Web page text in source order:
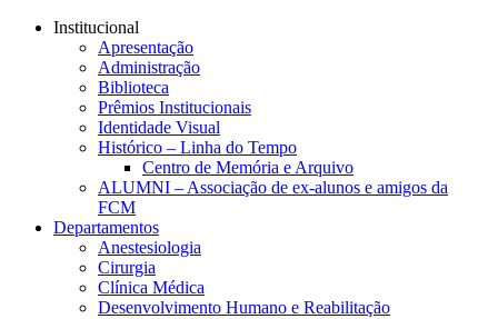
Conteúdo principal
Institucional
Apresentação
Administração
Biblioteca
Prêmios Institucionais
Identidade Visual
Histórico – Linha do Tempo
Centro de Memória e Arquivo
ALUMNI – Associação de ex-alunos e amigos da
FCM
Departamentos
Anestesiologia
Cirurgia
Clínica Médica
Desenvolvimento Humano e Reabilitação